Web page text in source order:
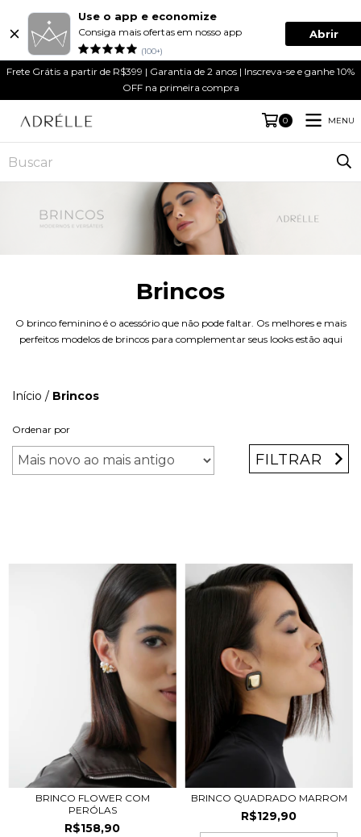
Use o app e economize
Consiga mais ofertas em nosso app
(100+)
Abrir
Frete Grátis a partir de R$399 | Garantia de 2 anos | Inscreva-se e ganhe 10%
OFF na primeira compra
0 MENU
Brincos
O brinco feminino é o acessório que não pode faltar. Os melhores e mais
perfeitos modelos de brincos para complementar seus looks estão aqui
Início / Brincos
Ordenar por
FILTRAR
BRINCO FLOWER COM
PERÓLAS
R$158,90
BRINCO QUADRADO MARROM
R$129,90